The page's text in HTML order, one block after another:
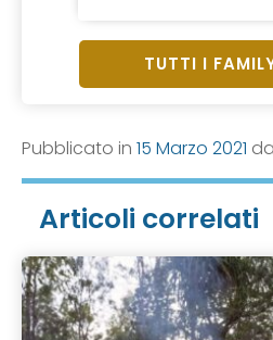
TUTTI I
Pubblicato in 15 Marzo 2021 da
Articoli correlati